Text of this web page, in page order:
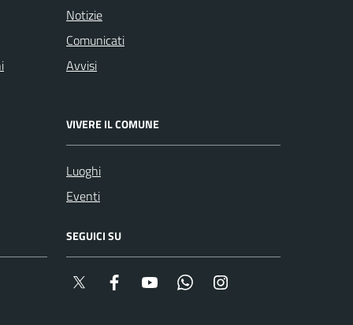
Notizie
Comunicati
Avvisi
VIVERE IL COMUNE
Luoghi
Eventi
SEGUICI SU
Twitter Facebook YouTube Whatsapp